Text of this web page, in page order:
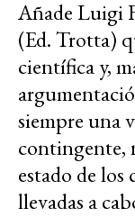
Añade Luigi
(Ed. Trotta)
científica y,
siempre una
contingente,
estado de
llevadas a